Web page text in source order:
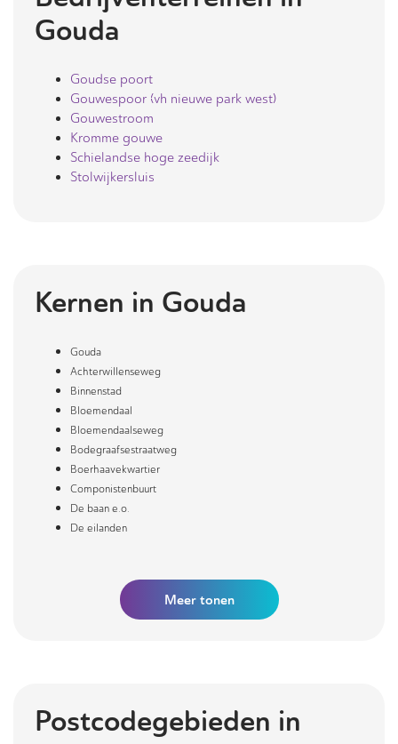
Gouda
Goudse poort
Gouwespoor (vh nieuwe park west)
Gouwestroom
Kromme gouwe
Schielandse hoge zeedijk
Stolwijkersluis
Kernen in Gouda
Gouda
Achterwillenseweg
Binnenstad
Bloemendaal
Bloemendaalseweg
Bodegraafsestraatweg
Boerhaavekwartier
Componistenbuurt
De baan e.o.
De eilanden
Meertonen
Postcodegebieden in